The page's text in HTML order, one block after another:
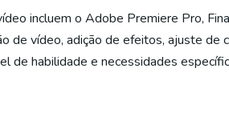
incluem o Adobe Premiere Pro,
vídeo, adição de efeitos, ajuste de
de habilidade e necessidades